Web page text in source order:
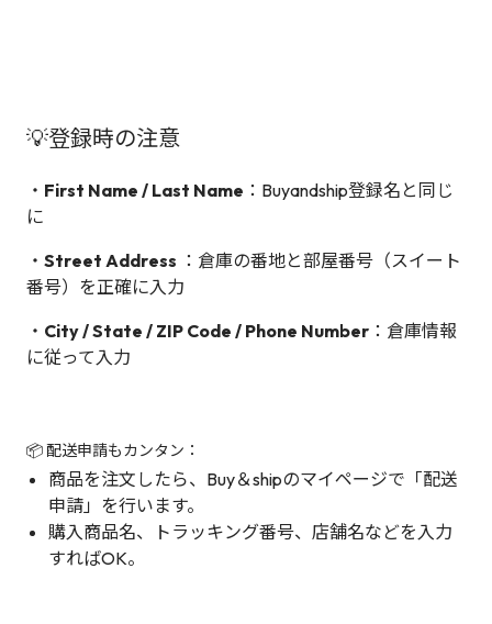
💡登録時の注意
・ First Name / Last Name ：Buyandship登録名と同じ
に
・ Street Address ：倉庫の番地と部屋番号（スイート
番号）を正確に入力
・ City / State / ZIP Code / Phone Number ：倉庫情報
に従って入力
📦 配送申請もカンタン：
商品を注文したら、Buy＆shipのマイページで「配送
申請」を行います。
購入商品名、トラッキング番号、店舗名などを入力
すればOK。